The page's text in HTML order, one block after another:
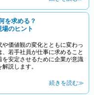
を求める？
のヒント
や価値観の変化とともに変わっ
若手社員が仕事に求めること
を安定させるために企業が意識
説します。
続きを読む≫